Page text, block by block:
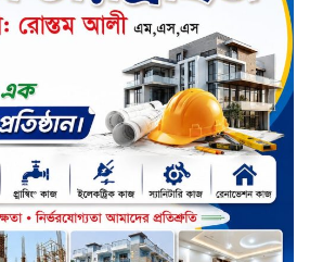
দীর্ঘস্থায়ী ৭,৫০০ এমএএইচ ব্যাটারি
এবং শক্তিশালী গরিলা গ্লাস ৭আই সুরক্ষা
নিয়ে শাওমি উন্মোচন করল নতুন রেডমি
১৭
খালেদা জিয়ার গাড়ীতে হামলাকারী
রুবেলের গোত্রীয় সন্ত্রাসীদের গ্রেফতারের
দাবি